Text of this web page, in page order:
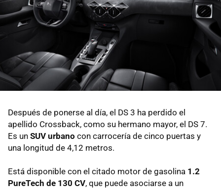
Después de ponerse al día, el DS 3 ha perdido el
apellido Crossback, como su hermano mayor, el DS 7.
Es un SUV urbano con carrocería de cinco puertas y
una longitud de 4,12 metros.
Está disponible con el citado motor de gasolina 1.2
PureTech de 130 CV, que puede asociarse a un